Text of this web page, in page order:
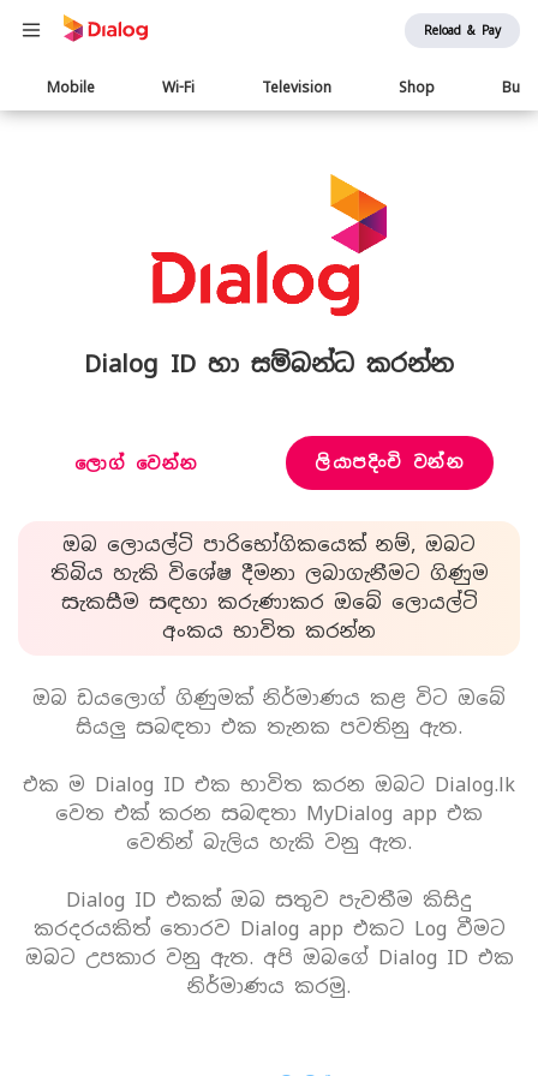
Reload & Pay
Main
navigation
Mobile Wi-Fi Television Shop
Dialog ID හා සම්බන්ධ කරන්න
ලොග් වෙන්න ලියාපදිංචි වන්න
ඔබ ලොයල්ටි පාරිභෝගිකයෙක් නම්, ඔබට
තිබිය හැකි විශේෂ දීමනා ලබාගැනීමට ගිණුම
සැකසීම සඳහා කරුණාකර ඔබේ ලොයල්ටි
අංකය භාවිත කරන්න
ඔබ ඩයලොග් ගිණුමක් නිර්මාණය කළ විට ඔබේ
සියලු සබඳතා එක තැනක පවතිනු ඇත.
එක ම Dialog ID එක භාවිත කරන ඔබට Dialog.lk
වෙත එක් කරන සබඳතා MyDialog app එක
වෙතින් බැලිය හැකි වනු ඇත.
Dialog ID එකක් ඔබ සතුව පැවතීම කිසිදු
කරදරයකිත් තොරව Dialog app එකට Log වීමට
ඔබට උපකාර වනු ඇත. අපි ඔබගේ Dialog ID එක
නිර්මාණය කරමු.